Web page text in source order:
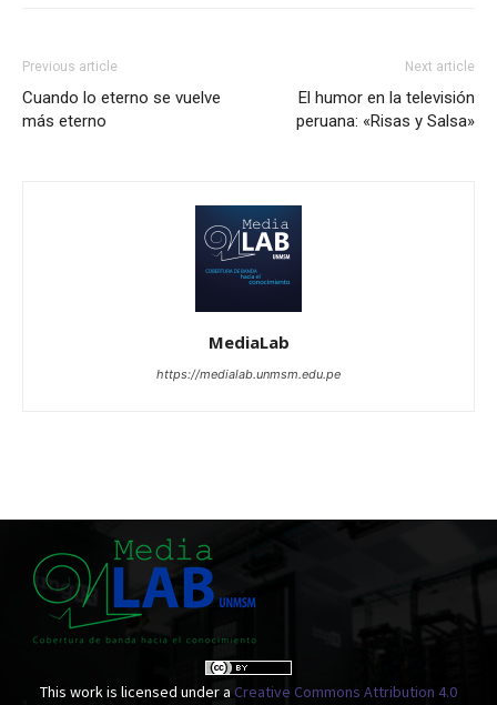
Previous article
Cuando lo eterno se vuelve
más eterno
Next article
El humor en la televisión
peruana: «Risas y Salsa»
MediaLab
https://medialab.unmsm.edu.pe
This work is licensed under a Creative Commons Attribution 4.0